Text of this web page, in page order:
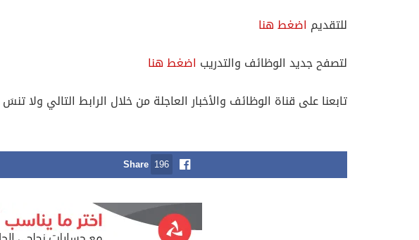
للتقديم اضغط هنا
لتصفح جديد الوظائف والتدريب اضغط هنا
تابعنا على قناة الوظائف والأخبار العاجلة من خلال الرابط التالي ولا
Share 196